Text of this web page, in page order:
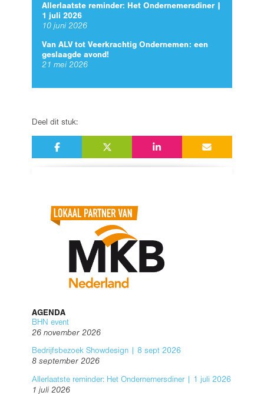
Allerlaatste reminder: Het Ondernemersdiner |
1 juli 2026
10 juni 2026
Van ALV tot Veerkrachtig Ondernemen: een
geslaagde avond!
21 mei 2026
Deel dit stuk:
AGENDA
BHN event
26 november 2026
Bedrijfsbezoek Showdesign | 8 sept 2026
8 september 2026
Allerlaatste reminder: Het Ondernemersdiner | 1 juli 2026
1 juli 2026